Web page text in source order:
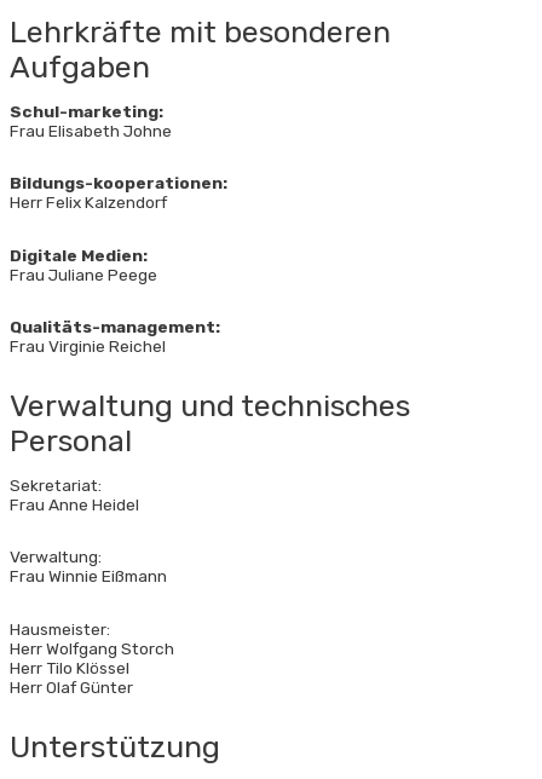
Lehrkräfte mit besonderen
Aufgaben
Schul-marketing:
Frau Elisabeth Johne
Bildungs-kooperationen:
Herr Felix Kalzendorf
Digitale Medien:
Frau Juliane Peege
Qualitäts-management:
Frau Virginie Reichel
Verwaltung und technisches
Personal
Sekretariat:
Frau Anne Heidel
Verwaltung:
Frau Winnie Eißmann
Hausmeister:
Herr Wolfgang Storch
Herr Tilo Klössel
Herr Olaf Günter
Unterstützung